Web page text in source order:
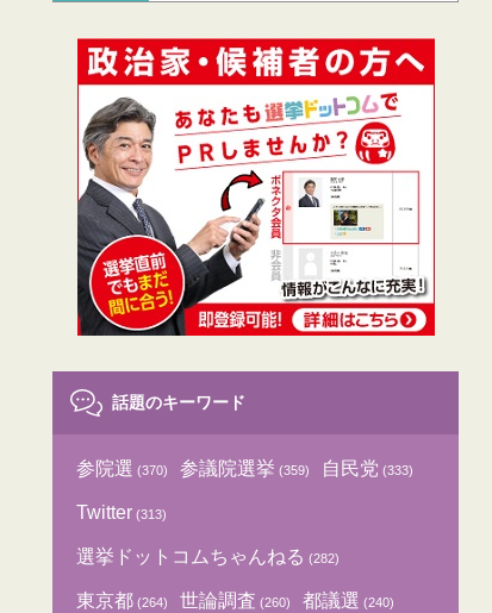
話題のキーワード
参院選 (370) 参議院選挙 (359) 自民党 (333)
Twitter (313)
選挙ドットコムちゃんねる (282)
東京都 (264) 世論調査 (260) 都議選 (240)